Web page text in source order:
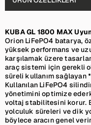
KUBA GL 1800 MAX
Orion LiFePO4 batarya,
yüksek performans ve
karşılamak üzere
araç sistemi için gerekli
süreli kullanım
Kullanılan LiFePO4
yönetimini optimize
voltaj stabilitesini korur.
yolculuk süreleri ve dik
böylece aracın genel